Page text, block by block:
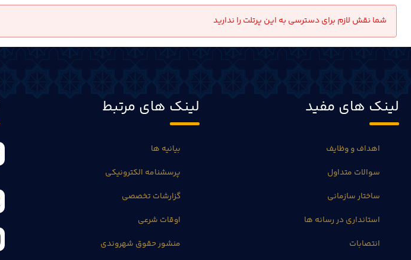
شما نقش لازم برای دسترسی به این پرتلت را ندارید
لینک های مفید
اهداف و وظایف
سوالات متداول
ساختار سازمانی
استانداری در رسانه ها
انتصابات
لینک های مرتبط
بیانیه ها
پرسشنامه الکترونیکی
گزارشات تخصصی
اوقات شرعی
منشور حقوق شهروندی